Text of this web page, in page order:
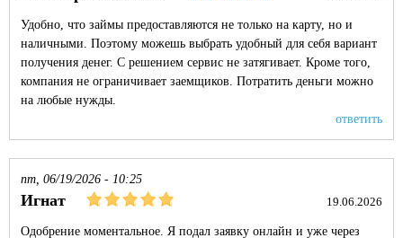
Удобно, что займы предоставляются не только на карту, но и
наличными. Поэтому можешь выбрать удобный для себя вариант
получения денег. С решением сервис не затягивает. Кроме того,
компания не ограничивает заемщиков. Потратить деньги можно
на любые нужды.
ответить
пт, 06/19/2026 - 10:25
Игнат 19.06.2026
Одобрение моментальное. Я подал заявку онлайн и уже через